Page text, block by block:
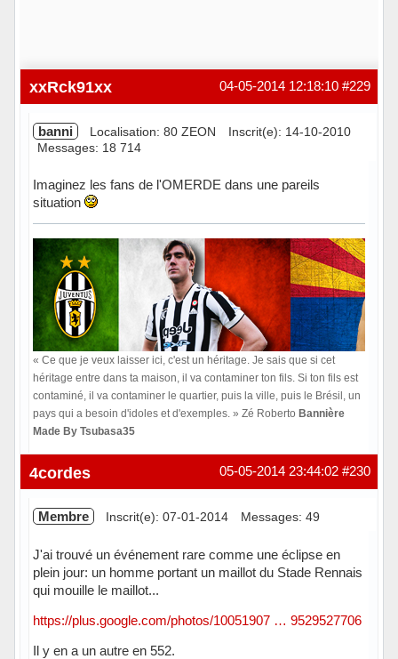
#229
04-05-2014 12:18:10
xxRck91xx
banni Localisation: 80 ZEON
Inscrit(e): 14-10-2010
Messages: 18 714
Imaginez les fans de l'OMERDE dans une pareils
situation
« Ce que je veux laisser ici, c'est un héritage. Je sais que si cet
héritage entre dans ta maison, il va contaminer ton fils. Si ton fils est
contaminé, il va contaminer le quartier, puis la ville, puis le Brésil, un
pays qui a besoin d'idoles et d'exemples. » Zé Roberto Bannière
Made By Tsubasa35
Hors ligne #230
05-05-2014 23:44:02
4cordes
Membre Inscrit(e): 07-01-2014 Messages: 49
J'ai trouvé un événement rare comme une éclipse en
plein jour: un homme portant un maillot du Stade Rennais
qui mouille le maillot...
https://plus.google.com/photos/10051907 … 9529527706
Il y en a un autre en 552.